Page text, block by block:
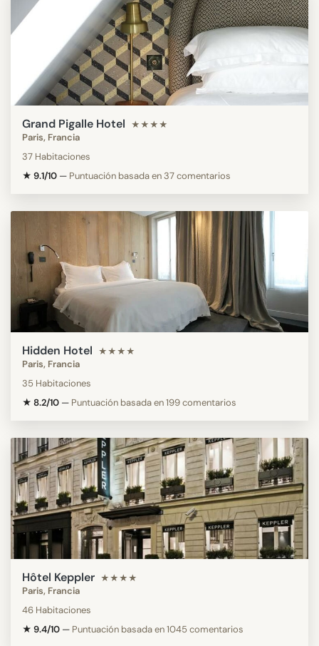
Grand Pigalle Hotel ★★★★
Paris, Francia
37 Habitaciones
★ 9.1/10 — Puntuación basada en 37 comentarios
Hidden Hotel ★★★★
Paris, Francia
35 Habitaciones
★ 8.2/10 — Puntuación basada en 199 comentarios
Hôtel Keppler ★★★★
Paris, Francia
46 Habitaciones
★ 9.4/10 — Puntuación basada en 1045 comentarios